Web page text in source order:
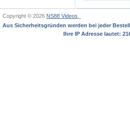
Copyright © 2026 NS88 Videos,
Aus Sicherheitsgründen werden bei jeder
Ihre IP Adresse lautet: